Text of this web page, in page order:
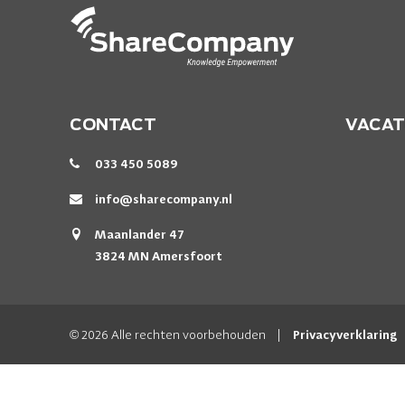
CONTACT
033 450 5089
info@sharecompany.nl
Maanlander 47
3824 MN Amersfoort
© 2026 Alle rechten voorbehouden | Privacyverklaring